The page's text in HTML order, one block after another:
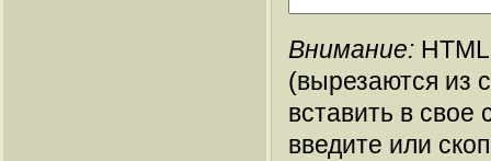
Внимание:
(вырезаются из
вставить в
введите или